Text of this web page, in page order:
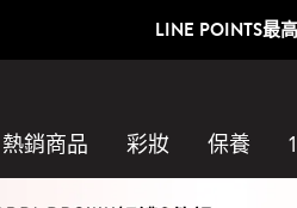
LINE POINTS最
熱銷商品 彩妝 保養